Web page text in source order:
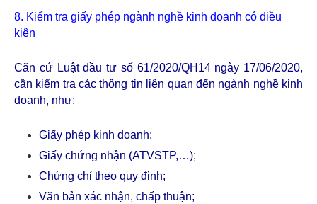
8. Kiểm tra giấy phép ngành nghề kinh doanh có điều
kiện
Căn cứ Luật đầu tư số 61/2020/QH14 ngày 17/06/2020,
cần kiểm tra các thông tin liên quan đến ngành nghề kinh
doanh, như:
Giấy phép kinh doanh;
Giấy chứng nhận (ATVSTP,…);
Chứng chỉ theo quy định;
Văn bản xác nhận, chấp thuận;